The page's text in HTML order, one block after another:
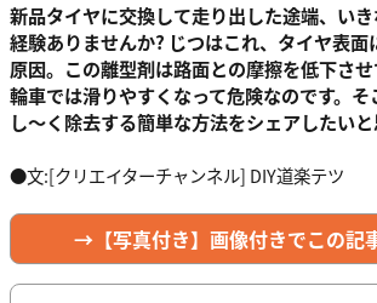
新品タイヤに交換して走り出した途端、い
経験ありませんか? じつはこれ、タイヤ表
原因。この離型剤は路面との摩擦を低下さ
輪車では滑りやすくなって危険なのです。
し～く除去する簡単な方法をシェアしたいと
●文:[クリエイターチャンネル] DIY道楽テツ
→【写真付き】画像付きでこの記